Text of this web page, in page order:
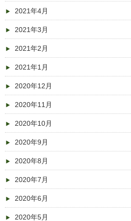
2021年4月
2021年3月
2021年2月
2021年1月
2020年12月
2020年11月
2020年10月
2020年9月
2020年8月
2020年7月
2020年6月
2020年5月